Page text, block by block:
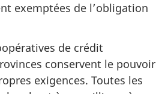
exemptées de l’obligation
de crédit
conservent le pouvoir
exigences. Toutes les